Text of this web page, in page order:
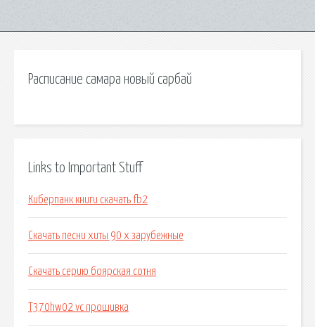
Расписание самара новый сарбай
Links to Important Stuff
Киберпанк книги скачать fb2
Скачать песни хиты 90 х зарубежные
Скачать серию боярская сотня
T370hw02 vc прошивка